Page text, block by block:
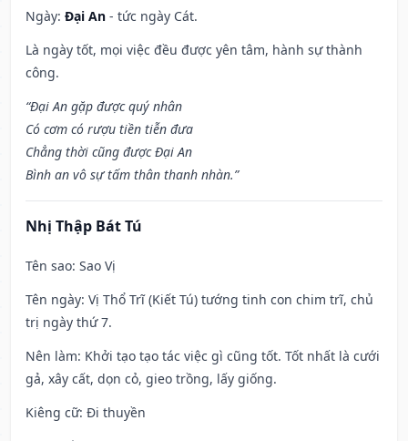
Ngày: Đại An - tức ngày Cát.
Là ngày tốt, mọi việc đều được yên tâm, hành sự thành
công.
“Đại An gặp được quý nhân
Có cơm có rượu tiền tiễn đưa
Chẳng thời cũng được Đại An
Bình an vô sự tấm thân thanh nhàn.”
Nhị Thập Bát Tú
Tên sao: Sao Vị
Tên ngày: Vị Thổ Trĩ (Kiết Tú) tướng tinh con chim trĩ, chủ
trị ngày thứ 7.
Nên làm: Khởi tạo tạo tác việc gì cũng tốt. Tốt nhất là cưới
gả, xây cất, dọn cỏ, gieo trồng, lấy giống.
Kiêng cữ: Đi thuyền